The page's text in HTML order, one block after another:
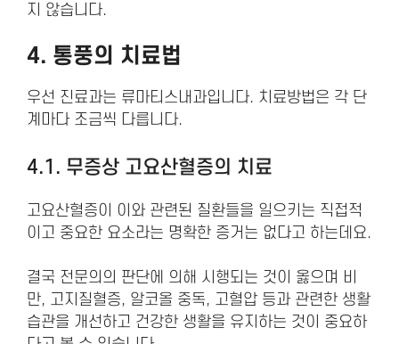
지 않습니다.
4. 통풍의 치료법
우선 진료과는 류마티스내과입니다. 치료방법은 각 단
계마다 조금씩 다릅니다.
4.1. 무증상 고요산혈증의 치료
고요산혈증이 이와 관련된 질환들을 일으키는 직접적
이고 중요한 요소라는 명확한 증거는 없다고 하는데요.
결국 전문의의 판단에 의해 시행되는 것이 옳으며 비
만, 고지질혈증, 알코올 중독, 고혈압 등과 관련한 생활
습관을 개선하고 건강한 생활을 유지하는 것이 중요하